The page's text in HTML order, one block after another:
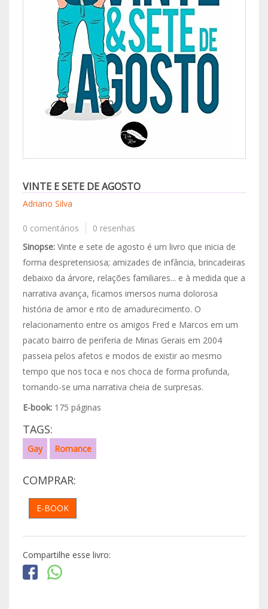
VINTE E SETE DE AGOSTO
Adriano Silva
0 comentários
0 resenhas
Sinopse:Vinte e sete de agosto é um livro que inicia de
forma despretensiosa; amizades de infância, brincadeiras
debaixo da árvore, relações familiares... e à medida que a
narrativa avança, ficamos imersos numa dolorosa
história de amor e rito de amadurecimento. O
relacionamento entre os amigos Fred e Marcos em um
pacato bairro de periferia de Minas Gerais em 2004
passeia pelos afetos e modos de existir ao mesmo
tempo que nos toca e nos choca de forma profunda,
tornando-se uma narrativa cheia de surpresas.
E-book:175 páginas
TAGS:
Gay Romance
COMPRAR:
E-BOOK
Compartilhe esse livro: